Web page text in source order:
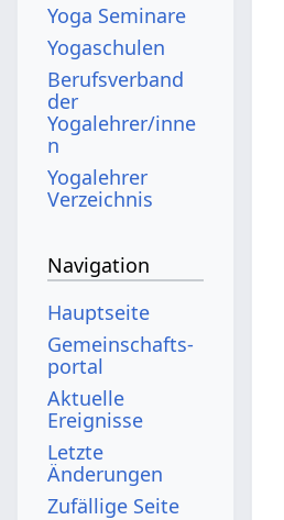
Yoga Seminare
Yogaschulen
Berufsverband
der
Yogalehrer/inne
n
Yogalehrer
Verzeichnis
Navigation
Hauptseite
Gemeinschafts­
portal
Aktuelle
Ereignisse
Letzte
Änderungen
Zufällige Seite